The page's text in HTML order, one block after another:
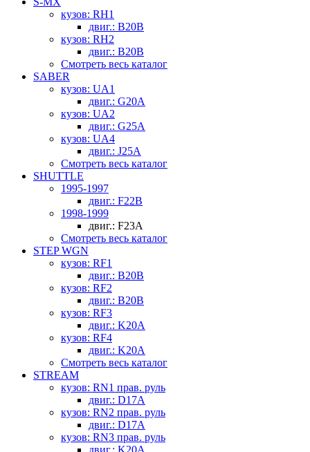
кузов: RH1
двиг.: B20B
кузов: RH2
двиг.: B20B
Смотреть весь каталог
SABER
кузов: UA1
двиг.: G20A
кузов: UA2
двиг.: G25A
кузов: UA4
двиг.: J25A
Смотреть весь каталог
SHUTTLE
1995-1997
двиг.: F22B
1998-1999
двиг.: F23A
Смотреть весь каталог
STEP WGN
кузов: RF1
двиг.: B20B
кузов: RF2
двиг.: B20B
кузов: RF3
двиг.: K20A
кузов: RF4
двиг.: K20A
Смотреть весь каталог
STREAM
кузов: RN1 прав. руль
двиг.: D17A
кузов: RN2 прав. руль
двиг.: D17A
кузов: RN3 прав. руль
двиг.: K20A